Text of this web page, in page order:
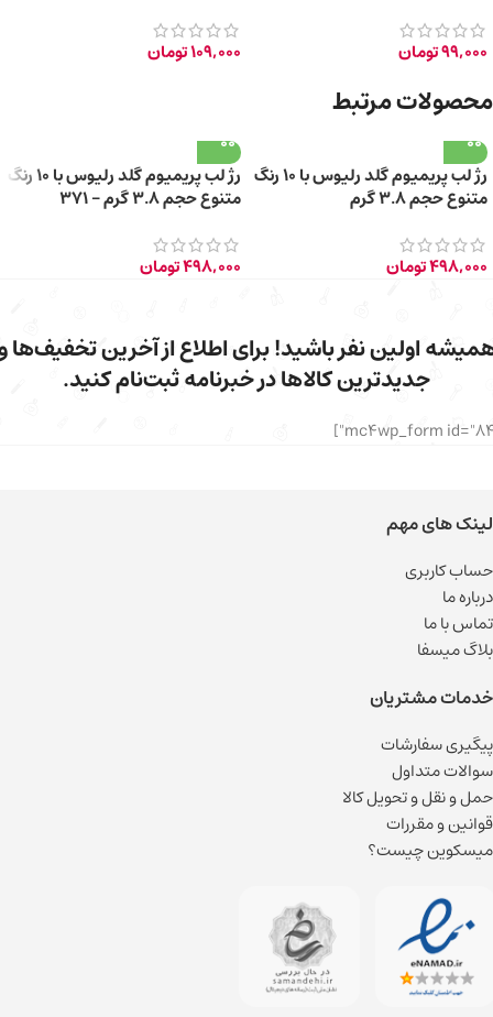
99,000تومان 109,000تومان
محصولات مرتبط
رژ لب پریمیوم گلد رلیوس با 10 رنگ
متنوع حجم 3.8 گرم
498,000تومان
رژ لب پریمیوم گلد رلیوس با 10 رنگ
متنوع حجم 3.8 گرم – 371
498,000تومان
اولین نفر باشید! برای اطلاع از آخرین تخفیف‌ها
جدیدترین کالاها در خبرنامه ثبت‌نام کنید.
لینک های مهم
حساب کاربری
درباره ما
تماس با ما
بلاگ میسفا
خدمات مشتریان
پیگیری سفارشات
سوالات متداول
حمل و نقل و تحویل کالا
قوانین و مقررات
میسکوین چیست؟